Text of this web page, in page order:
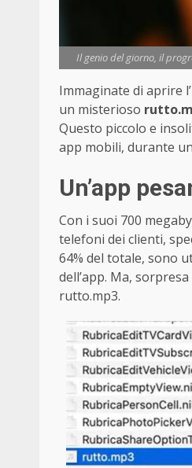
Il genio del giorno, il
Immaginate di aprire l’
un misterioso
Questo piccolo e
app mobili, durante
Un’app
Con i suoi 700
telefoni dei clienti,
64% del totale, sono
dell’app. Ma,
rutto.mp3.